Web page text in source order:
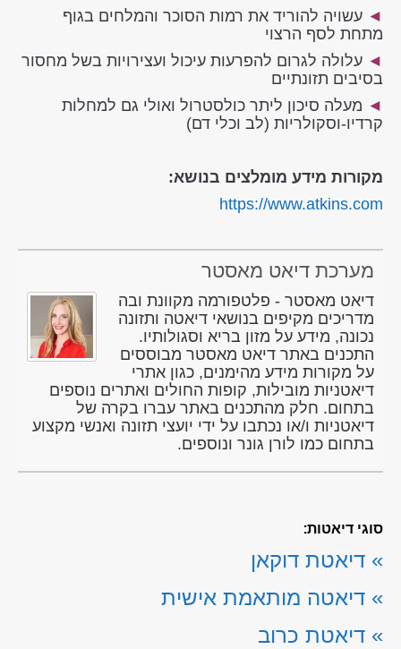
◄ עשויה להוריד את רמות הסוכר והמלחים בגוף
מתחת לסף הרצוי
◄ עלולה לגרום להפרעות עיכול ועצירויות בשל מחסור
בסיבים תזונתיים
◄ מעלה סיכון ליתר כולסטרול ואולי גם למחלות
קרדיו-וסקולריות (לב וכלי דם)
מקורות מידע מומלצים בנושא:
https://www.atkins.com
מערכת דיאט מאסטר
דיאט מאסטר - פלטפורמה מקוונת ובה
מדריכים מקיפים בנושאי דיאטה ותזונה
נכונה, מידע על מזון בריא וסגולותיו.
התכנים באתר דיאט מאסטר מבוססים
על מקורות מידע מהימנים, כגון אתרי
דיאטניות מובילות, קופות החולים ואתרים נוספים
בתחום. חלק מהתכנים באתר עברו בקרה של
דיאטניות ו/או נכתבו על ידי יועצי תזונה ואנשי מקצוע
בתחום כמו לורן גונר ונוספים.
סוגי דיאטות:
» דיאטת דוקאן
» דיאטה מותאמת אישית
» דיאטת כרוב